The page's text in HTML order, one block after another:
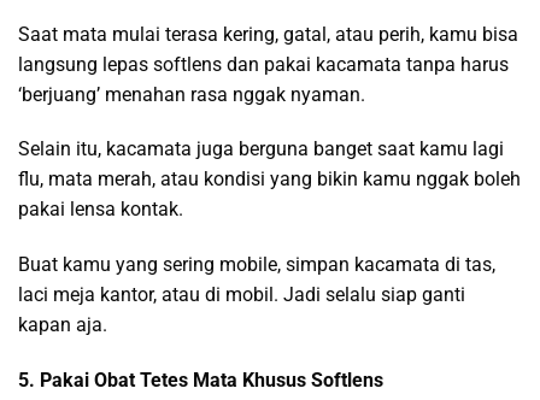
Saat mata mulai terasa kering, gatal, atau perih, kamu bisa
langsung lepas softlens dan pakai kacamata tanpa harus
‘berjuang’ menahan rasa nggak nyaman.
Selain itu, kacamata juga berguna banget saat kamu lagi
flu, mata merah, atau kondisi yang bikin kamu nggak boleh
pakai lensa kontak.
Buat kamu yang sering mobile, simpan kacamata di tas,
laci meja kantor, atau di mobil. Jadi selalu siap ganti
kapan aja.
5. Pakai Obat Tetes Mata Khusus Softlens